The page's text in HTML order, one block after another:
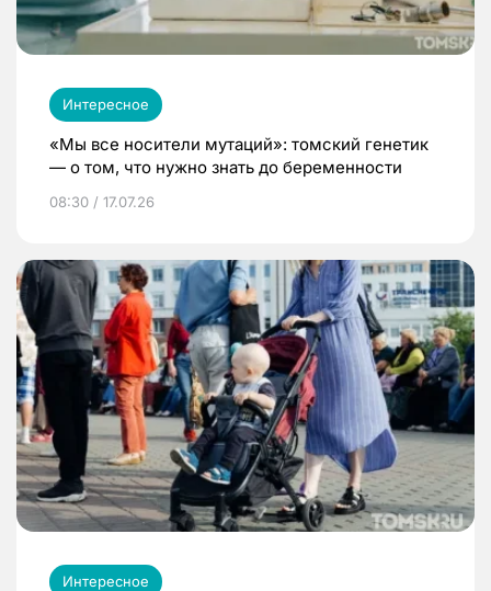
Интересное
«Мы все носители мутаций»: томский генетик
— о том, что нужно знать до беременности
08:30 / 17.07.26
Интересное